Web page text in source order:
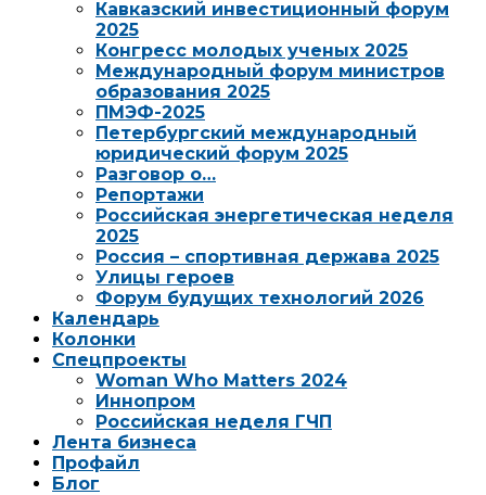
Кавказский инвестиционный форум
2025
Конгресс молодых ученых 2025
Международный форум министров
образования 2025
ПМЭФ-2025
Петербургский международный
юридический форум 2025
Разговор о…
Репортажи
Российская энергетическая неделя
2025
Россия – спортивная держава 2025
Улицы героев
Форум будущих технологий 2026
Календарь
Колонки
Спецпроекты
Woman Who Matters 2024
Иннопром
Российская неделя ГЧП
Лента бизнеса
Профайл
Блог